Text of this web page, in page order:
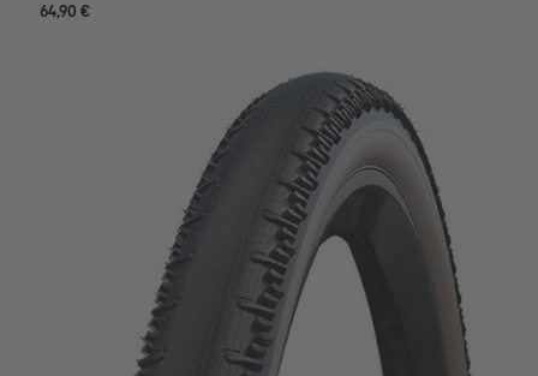
64,90 €